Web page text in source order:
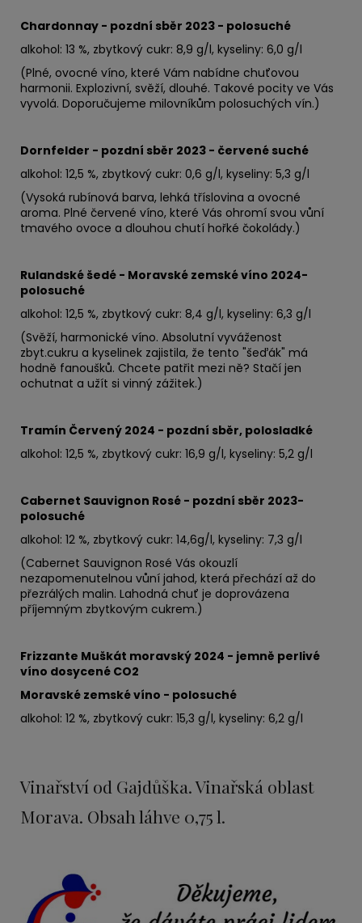
Chardonnay - pozdní sběr 2023 - polosuché
alkohol: 13 %, zbytkový cukr: 8,9 g/l, kyseliny: 6,0 g/l
(Plné, ovocné víno, které Vám nabídne chuťovou
harmonii. Explozivní, svěží, dlouhé. Takové pocity ve Vás
vyvolá. Doporučujeme milovníkům polosuchých vín.)
Dornfelder - pozdní sběr 2023 - červené suché
alkohol: 12,5 %, zbytkový cukr: 0,6 g/l, kyseliny: 5,3 g/l
(Vysoká rubínová barva, lehká tříslovina a ovocné
aroma. Plné červené víno, které Vás ohromí svou vůní
tmavého ovoce a dlouhou chutí hořké čokolády.)
Rulandské šedé - Moravské zemské víno 2024-
polosuché
alkohol: 12,5 %, zbytkový cukr: 8,4 g/l, kyseliny: 6,3 g/l
(Svěží, harmonické víno. Absolutní vyváženost
zbyt.cukru a kyselinek zajistila, že tento "šeďák" má
hodně fanoušků. Chcete patřit mezi ně? Stačí jen
ochutnat a užít si vinný zážitek.)
Tramín Červený 2024 - pozdní sběr, polosladké
alkohol: 12,5 %, zbytkový cukr: 16,9 g/l, kyseliny: 5,2 g/l
Cabernet Sauvignon Rosé - pozdní sběr 2023-
polosuché
alkohol: 12 %, zbytkový cukr: 14,6g/l, kyseliny: 7,3 g/l
(Cabernet Sauvignon Rosé Vás okouzlí
nezapomenutelnou vůní jahod, která přechází až do
přezrálých malin. Lahodná chuť je doprovázena
příjemným zbytkovým cukrem.)
Frizzante Muškát moravský 2024 - jemně perlivé
víno dosycené CO2
Moravské zemské víno - polosuché
alkohol: 12 %, zbytkový cukr: 15,3 g/l, kyseliny: 6,2 g/l
Vinařství od Gajdůška. Vinařská oblast
Morava. Obsah láhve 0,75 l.